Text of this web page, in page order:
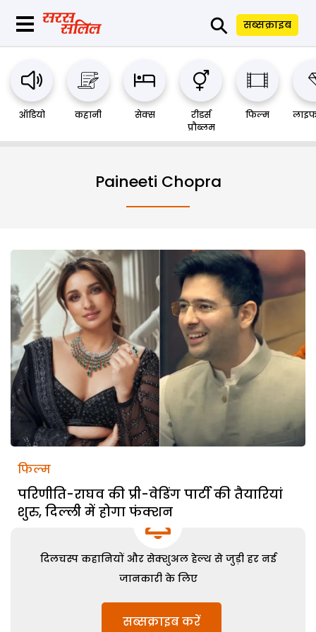
⚲ सब्सक्राइब
ऑडियो कहानी सेक्स
रीडर्स
प्रौब्लम
फिल्म
Paineeti Chopra
फिल्म
परिणीति-राघव की प्री-वेडिंग पार्टी की तैयारियां
शुरु, दिल्ली में होगा फंक्शन
दिलचस्प कहानियों और सेक्शुअल हेल्थ से जुड़ी हर नई
जानकारी के लिए
सब्सक्राइब करें